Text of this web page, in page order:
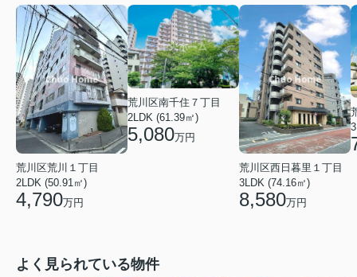
荒川区荒川１丁目
2LDK (50.91㎡)
4,790万円
荒川区南千住７丁目
2LDK (61.39㎡)
5,080万円
荒川区西日暮里１丁目
3LDK (74.16㎡)
8,580万円
よく見られている物件